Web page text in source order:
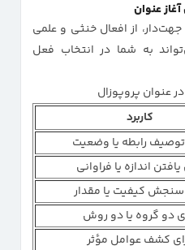
از افعال خنثی و علمی
به شما در انتخاب فعل
عنوان پروپوزال
کاربرد
توصیف رابطه یا وضعیت
یافتن اندازه یا فراوانی
سنجش کیفیت یا مقدار
دو گروه یا دو روش
کشف عوامل مؤثر